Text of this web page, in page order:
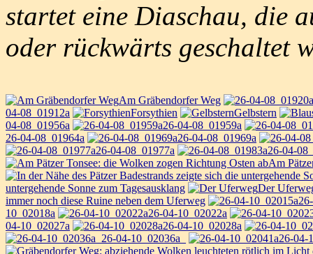
startet eine Diaschau, die
oder rückwärts geschaltet
Am Gräbendorfer Weg
04-08_01912a
Forsythien
Gelbstern
04-08_01956a
26-04-08_01959a
26-04-08_01964a
26-04-08_01969a
26-04-08_01977a
26-04-
Am
untergehende Sonne zum Tagesausklang
Der
immer noch diese Ruine neben dem Uferweg
10_02018a
26-04-10_02022a
04-10_02027a
26-04-10_02028a
26-04-10_02036a_
26-04-